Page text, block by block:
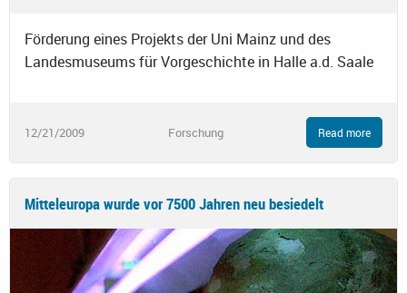
Förderung eines Projekts der Uni Mainz und des
Landesmuseums für Vorgeschichte in Halle a.d. Saale
12/21/2009 Forschung Read more
Mitteleuropa wurde vor 7500 Jahren neu besiedelt